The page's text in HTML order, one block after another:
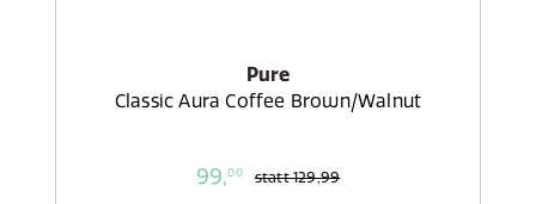
Pure
Classic Aura Coffee Brown/Walnut
99,00 statt129,99